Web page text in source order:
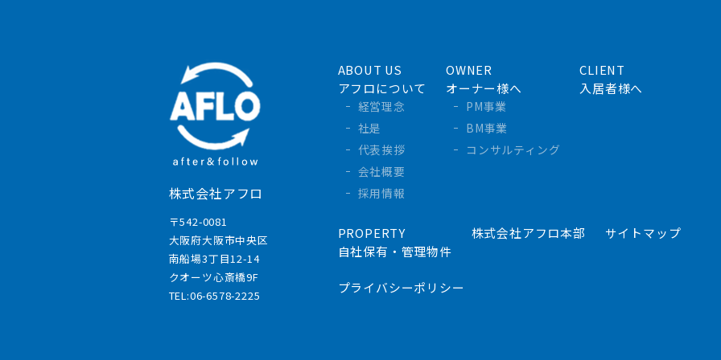
株式会社アフロ
〒542-0081
大阪府大阪市中央区
南船場3丁目12-14
クオーツ心斎橋9F
TEL:06-6578-2225
ABOUT US
アフロについて
経営理念
社是
代表挨拶
会社概要
採用情報
OWNER
オーナー様へ
PM事業
BM事業
コンサルティング
CLIENT
入居者様へ
PROPERTY
自社保有・管理物件
株式会社アフロ本部 サイトマップ
プライバシーポリシー